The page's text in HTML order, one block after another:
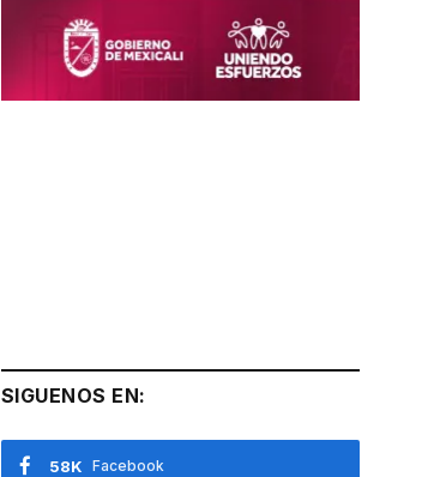
SIGUENOS EN:
Facebook
58K